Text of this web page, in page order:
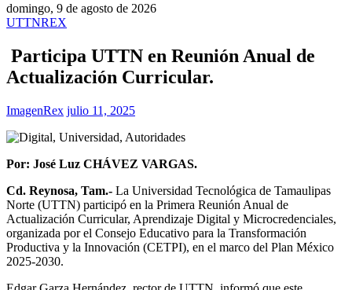
domingo, 9 de agosto de 2026
UTTNREX
Participa UTTN en Reunión Anual de
Actualización Curricular.
ImagenRex julio 11, 2025
Por: José Luz CHÁVEZ VARGAS.
Cd. Reynosa, Tam.- La Universidad Tecnológica de Tamaulipas
Norte (UTTN) participó en la Primera Reunión Anual de
Actualización Curricular, Aprendizaje Digital y Microcredenciales,
organizada por el Consejo Educativo para la Transformación
Productiva y la Innovación (CETPI), en el marco del Plan México
2025-2030.